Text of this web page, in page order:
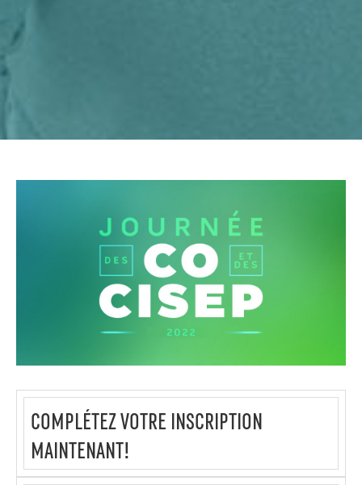
COMPLÉTEZ VOTRE INSCRIPTION
MAINTENANT!